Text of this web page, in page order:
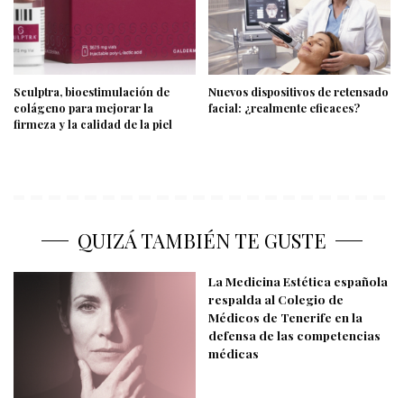
Sculptra, bioestimulación de
colágeno para mejorar la
firmeza y la calidad de la piel
Nuevos dispositivos de retensado
facial: ¿realmente eficaces?
QUIZÁ TAMBIÉN TE GUSTE
La Medicina Estética española
respalda al Colegio de
Médicos de Tenerife en la
defensa de las competencias
médicas